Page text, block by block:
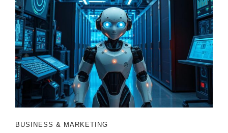
BUSINESS & MARKETING